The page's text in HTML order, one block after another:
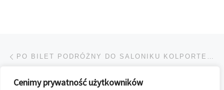
Cenimy prywatność użytkowników
Przeglądanie Wpisów PO BILET PODRÓŻNY DO SALONIKU KOLPORTERA
POWRÓT DO LISTY